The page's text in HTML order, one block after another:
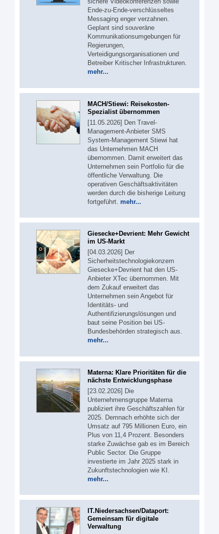
Ende-zu-Ende-verschlüsseltes
Messaging enger verzahnen.
Geplant sind souveräne
Kommunikationsumgebungen für
Regierungen,
Verteidigungsorganisationen und
Betreiber Kritischer Infrastrukturen.
mehr...
MACH/Stiewi: Reisekosten-
Spezialist übernommen
[11.05.2026] Den Travel-
Management-Anbieter SMS
System-Management Stiewi hat
das Unternehmen MACH
übernommen. Damit erweitert das
Unternehmen sein Portfolio für die
öffentliche Verwaltung. Die
operativen Geschäftsaktivitäten
werden durch die bisherige Leitung
fortgeführt. mehr...
Giesecke+Devrient: Mehr Gewicht
im US-Markt
[04.03.2026] Der
Sicherheitstechnologiekonzern
Giesecke+Devrient hat den US-
Anbieter XTec übernommen. Mit
dem Zukauf erweitert das
Unternehmen sein Angebot für
Identitäts- und
Authentifizierungslösungen und
baut seine Position bei US-
Bundesbehörden strategisch aus.
mehr...
Materna: Klare Prioritäten für die
nächste Entwicklungsphase
[23.02.2026] Die
Unternehmensgruppe Materna
publiziert ihre Geschäftszahlen für
2025. Demnach erhöhte sich der
Umsatz auf 795 Millionen Euro, ein
Plus von 11,4 Prozent. Besonders
starke Zuwächse gab es im Bereich
Public Sector. Die Gruppe
investierte im Jahr 2025 stark in
Zukunftstechnologien wie KI.
mehr...
IT.Niedersachsen/Dataport:
Gemeinsam für digitale
Verwaltung